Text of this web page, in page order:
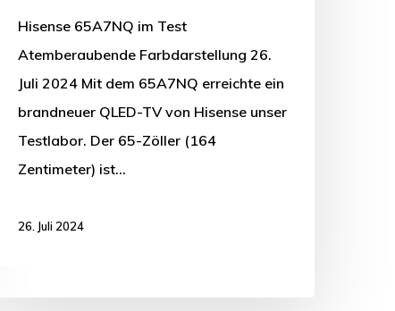
Hisense 65A7NQ im Test
Atemberaubende Farbdarstellung 26.
Juli 2024 Mit dem 65A7NQ erreichte ein
brandneuer QLED-TV von Hisense unser
Testlabor. Der 65-Zöller (164
Zentimeter) ist…
26. Juli 2024